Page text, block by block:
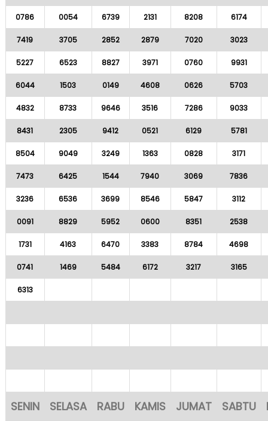
0786 0054 6739 2131 8208 6174
7419 3705 2852 2879 7020 3023
5227 6523 8827 3971 0760 9931
6044 1503 0149 4608 0626 5703
4832 8733 9646 3516 7286 9033
8431 2305 9412 0521 6129 5781
8504 9049 3249 1363 0828 3171
7473 6425 1544 7940 3069 7836
3236 6536 3699 8546 5847 3112
0091 8829 5952 0600 8351 2538
1731 4163 6470 3383 8784 4698
0741 1469 5484 6172 3217 3165
6313
SENIN SELASA RABU KAMIS JUMAT SABTU